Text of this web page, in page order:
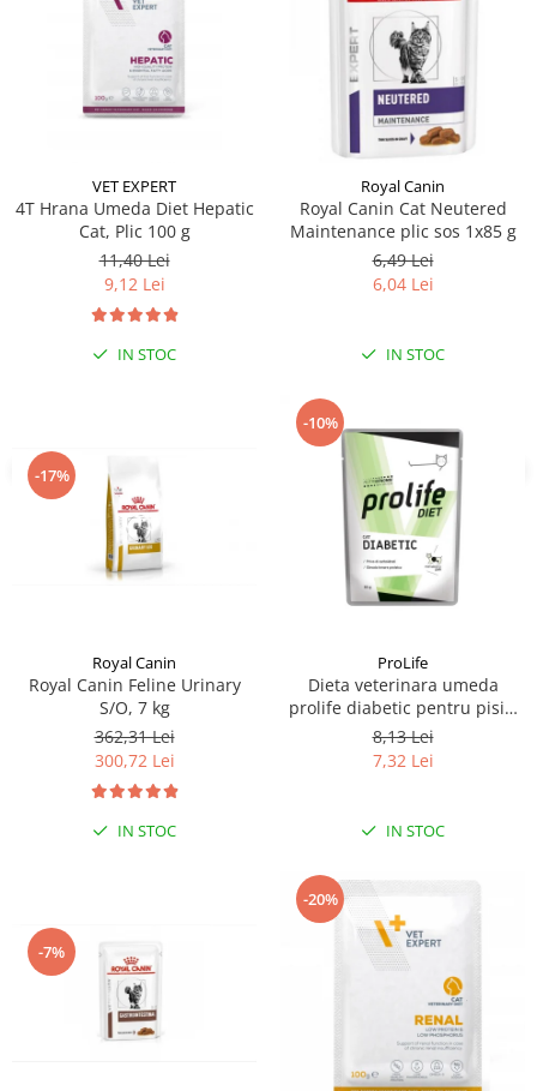
VET EXPERT
4T Hrana Umeda Diet Hepatic
Cat, Plic 100 g
11,40 Lei
9,12 Lei
IN STOC
Royal Canin
Royal Canin Cat Neutered
Maintenance plic sos 1x85 g
6,49 Lei
6,04 Lei
IN STOC
-17%
Royal Canin
Royal Canin Feline Urinary
S/O, 7 kg
362,31 Lei
300,72 Lei
IN STOC
-10%
ProLife
Dieta veterinara umeda
prolife diabetic pentru pisici
plic 85g
8,13 Lei
7,32 Lei
IN STOC
-7%
-20%